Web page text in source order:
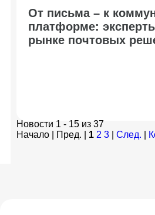
От письма – к
платформе:
рынке почтовых
Новости 1 - 15 из 37
Начало | Пред. | 1 2 3 След.